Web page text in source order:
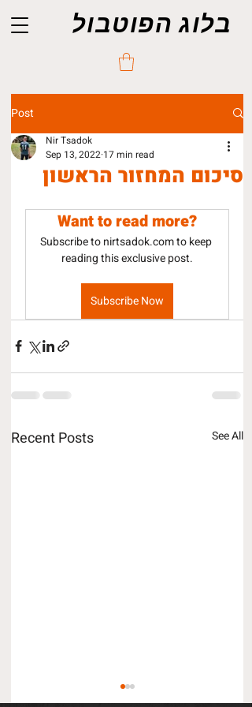
בלוג הפוטבול
Post
סיכום המחזור הראשון
Nir Tsadok
Sep 13, 2022 17 min read
Want to read more?
Subscribe to nirtsadok.com to keep
reading this exclusive post.
Subscribe Now
Recent Posts See All